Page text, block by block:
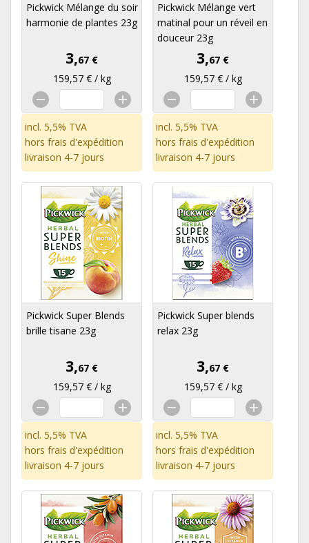
Pickwick Mélange du soir
harmonie de plantes 23g
3,67 €
159,57 € / kg
incl. 5,5% TVA
hors frais d'expédition
livraison 4-7 jours
Pickwick Mélange vert
matinal pour un réveil en
douceur 23g
3,67 €
159,57 € / kg
incl. 5,5% TVA
hors frais d'expédition
livraison 4-7 jours
Pickwick Super Blends
brille tisane 23g
3,67 €
159,57 € / kg
incl. 5,5% TVA
hors frais d'expédition
livraison 4-7 jours
Pickwick Super blends
relax 23g
3,67 €
159,57 € / kg
incl. 5,5% TVA
hors frais d'expédition
livraison 4-7 jours